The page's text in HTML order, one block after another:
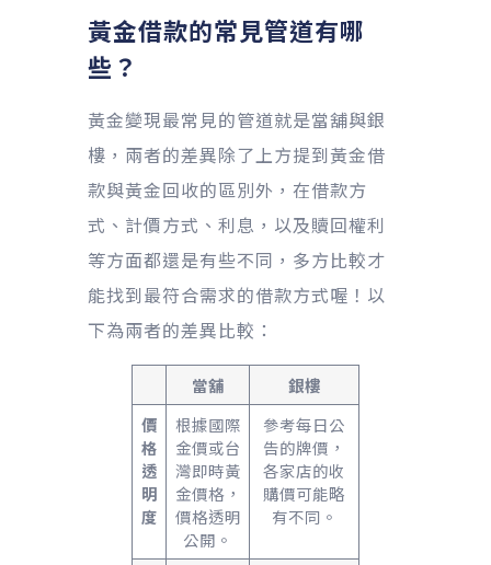
黃金借款的常見管道有哪
些？
黃金變現最常見的管道就是當舖與銀
樓，兩者的差異除了上方提到黃金借
款與黃金回收的區別外，在借款方
式、計價方式、利息，以及贖回權利
等方面都還是有些不同，多方比較才
能找到最符合需求的借款方式喔！以
下為兩者的差異比較：
當舖
銀樓
價
格
透
明
度
根據國際
金價或台
灣即時黃
金價格，
價格透明
公開。
參考每日公
告的牌價，
各家店的收
購價可能略
有不同。